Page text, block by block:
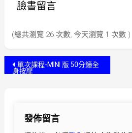
臉書留言
(總共瀏覽 26 次數, 今天瀏覽 1 次數 )
單次課程-MINI 版 50分鐘全
身按摩
發佈留言